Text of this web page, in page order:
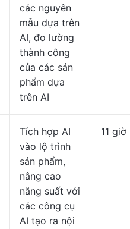
các nguyên
mẫu dựa trên
AI, đo lường
thành công
của các sản
phẩm dựa
trên AI
Tích hợp AI
vào lộ trình
sản phẩm,
nâng cao
năng suất với
các công cụ
AI tạo ra nội
11 giờ